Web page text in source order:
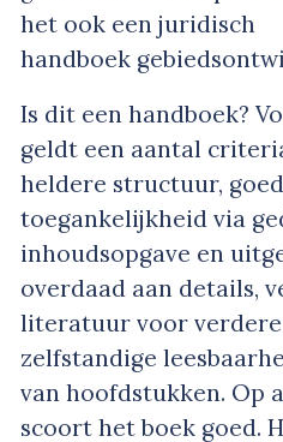
het ook een juridisch
handboek
Is dit een handboek?
geldt een aantal
heldere structuur,
toegankelijkheid via
inhoudsopgave en
overdaad aan details,
literatuur voor
zelfstandige
van hoofdstukken. Op
scoort het boek goed.